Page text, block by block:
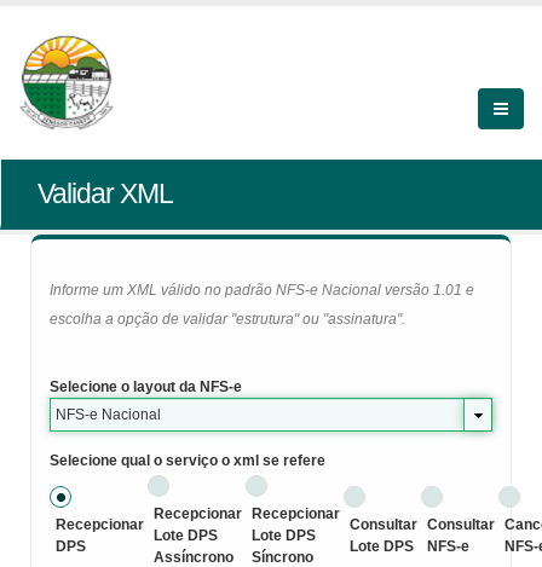
Validar XML
Informe um XML válido no padrão NFS-e Nacional versão 1.01 e
escolha a opção de validar "estrutura" ou "assinatura".
Selecione o layout da NFS-e
NFS-e Nacional
Selecione qual o serviço o xml se refere
Recepcionar
DPS
Recepcionar
Lote DPS
Assíncrono
Recepcionar
Lote DPS
Síncrono
Consultar
Lote DPS
Consultar
NFS-e
NFS-